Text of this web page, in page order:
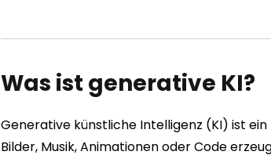
Was ist generative KI?
Generative künstliche Intelligenz (KI) ist
Bilder, Musik, Animationen oder Code